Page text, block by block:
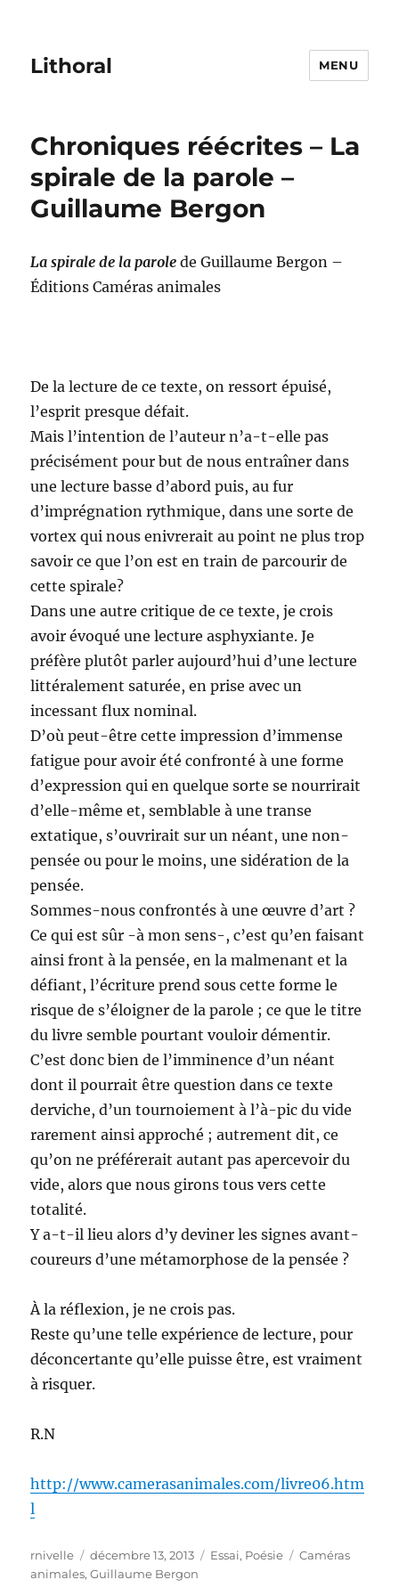
Lithoral MENU
Chroniques réécrites – La
spirale de la parole –
Guillaume Bergon
La spirale de la parole de Guillaume Bergon –
Éditions Caméras animales
De la lecture de ce texte, on ressort épuisé,
l’esprit presque défait.
Mais l’intention de l’auteur n’a-t-elle pas
précisément pour but de nous entraîner dans
une lecture basse d’abord puis, au fur
d’imprégnation rythmique, dans une sorte de
vortex qui nous enivrerait au point ne plus trop
savoir ce que l’on est en train de parcourir de
cette spirale?
Dans une autre critique de ce texte, je crois
avoir évoqué une lecture asphyxiante. Je
préfère plutôt parler aujourd’hui d’une lecture
littéralement saturée, en prise avec un
incessant flux nominal.
D’où peut-être cette impression d’immense
fatigue pour avoir été confronté à une forme
d’expression qui en quelque sorte se nourrirait
d’elle-même et, semblable à une transe
extatique, s’ouvrirait sur un néant, une non-
pensée ou pour le moins, une sidération de la
pensée.
Sommes-nous confrontés à une œuvre d’art ?
Ce qui est sûr -à mon sens-, c’est qu’en faisant
ainsi front à la pensée, en la malmenant et la
défiant, l’écriture prend sous cette forme le
risque de s’éloigner de la parole ; ce que le titre
du livre semble pourtant vouloir démentir.
C’est donc bien de l’imminence d’un néant
dont il pourrait être question dans ce texte
derviche, d’un tournoiement à l’à-pic du vide
rarement ainsi approché ; autrement dit, ce
qu’on ne préférerait autant pas apercevoir du
vide, alors que nous girons tous vers cette
totalité.
Y a-t-il lieu alors d’y deviner les signes avant-
coureurs d’une métamorphose de la pensée ?
À la réflexion, je ne crois pas.
Reste qu’une telle expérience de lecture, pour
déconcertante qu’elle puisse être, est vraiment
à risquer.
R.N
http://www.camerasanimales.com/livre06.htm
l
Auteur
rnivelle
Publié
le
décembre 13, 2013 Catégories
Essai, Poésie Étiquettes
Caméras
animales,Guillaume Bergon